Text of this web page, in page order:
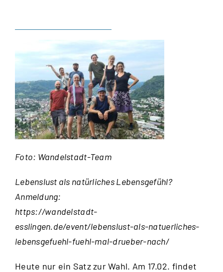
Foto: Wandelstadt-Team
Lebenslust als natürliches Lebensgefühl?
Anmeldung:
https://wandelstadt-
esslingen.de/event/lebenslust-als-natuerliches-
lebensgefuehl-fuehl-mal-drueber-nach/
Heute nur ein Satz zur Wahl. Am 17.02. findet